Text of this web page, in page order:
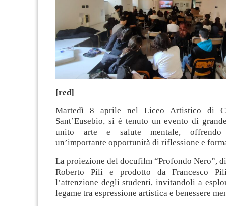
[red]
Martedì 8 aprile nel Liceo Artistico di
Sant’Eusebio, si è tenuto un evento di
unito arte e salute mentale,
un’importante opportunità di riflessione e
La proiezione del docufilm “Profondo Nero”,
Roberto Pili e prodotto da Francesco
l’attenzione degli studenti, invitandoli a
legame tra espressione artistica e benessere